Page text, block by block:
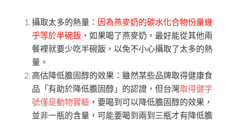
攝取太多的熱量： 因為燕麥奶的碳水化合物份量幾
乎等於半碗飯 ，如果喝了燕麥奶，最好能從其他兩
餐裡就要少吃半碗飯，以免不小心攝取了太多的熱
量。
高估降低膽固醇的效果：雖然某些品牌取得健康食
品「有助於降低膽固醇」的認證，但台灣取得健字
號僅是動物實驗 ，要喝到可以降低膽固醇的效果，
並非一瓶的含量，可能要喝到兩到三瓶才有降低膽